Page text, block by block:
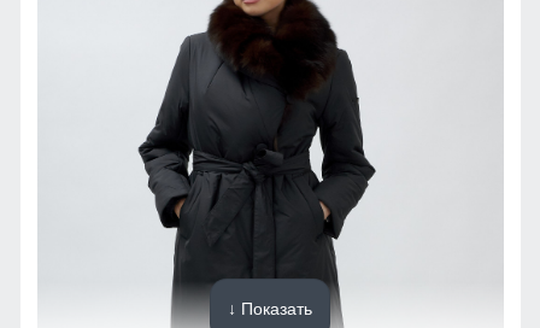
↓ Показать